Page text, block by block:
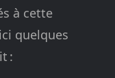
à cette
quelques
: